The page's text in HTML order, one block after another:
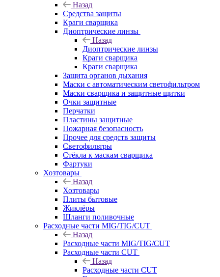
Назад
Средства защиты
Краги сварщика
Диоптрические линзы
Назад
Диоптрические линзы
Краги сварщика
Краги сварщика
Защита органов дыхания
Маски с автоматическим светофильтром
Маски сварщика и защитные щитки
Очки защитные
Перчатки
Пластины защитные
Пожарная безопасность
Прочее для средств защиты
Светофильтры
Стёкла к маскам сварщика
Фартуки
Хозтовары
Назад
Хозтовары
Плиты бытовые
Жиклёры
Шланги поливочные
Расходные части MIG/TIG/CUT
Назад
Расходные части MIG/TIG/CUT
Расходные части CUT
Назад
Расходные части CUT